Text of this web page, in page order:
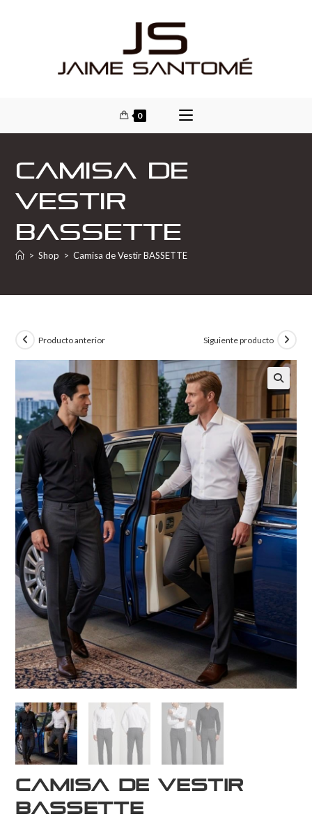
0
Camisa de
Vestir
BASSETTE
> Shop > Camisa de Vestir BASSETTE
Producto anterior Siguiente producto
Camisa de Vestir
BASSETTE